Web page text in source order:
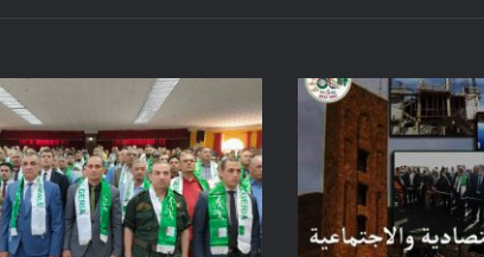
فعاليات
توزيع
حصة
5454
وحدة
سكنية